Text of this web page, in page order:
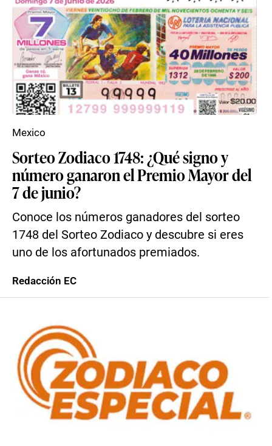
Sorteo Zodiaco 1748: ¿Qué signo y
número ganaron el Premio Mayor del
7 de junio?
Conoce los números ganadores del sorteo
1748 del Sorteo Zodiaco y descubre si eres
uno de los afortunados premiados.
Mexico
Redacción EC